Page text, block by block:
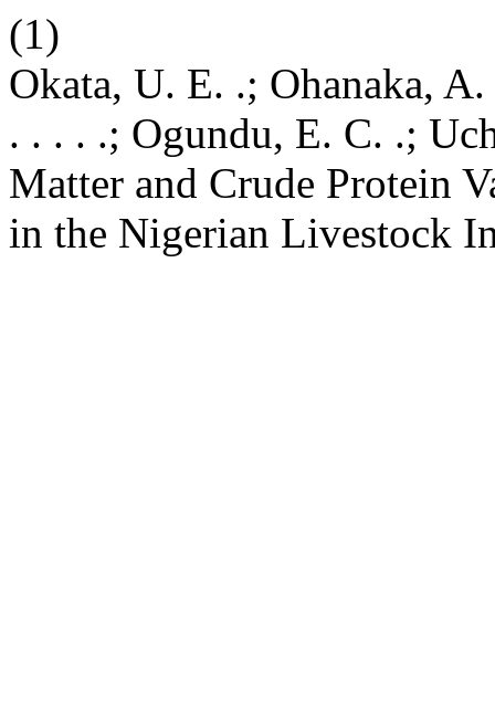
(1)
Okata, U. E. .; Ohanaka,
. . . . .; Ogundu, E. C. .;
Matter and Crude Protein
in the Nigerian Livestock